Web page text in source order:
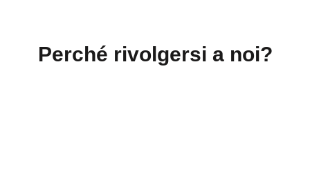
Perché rivolgersi a noi?